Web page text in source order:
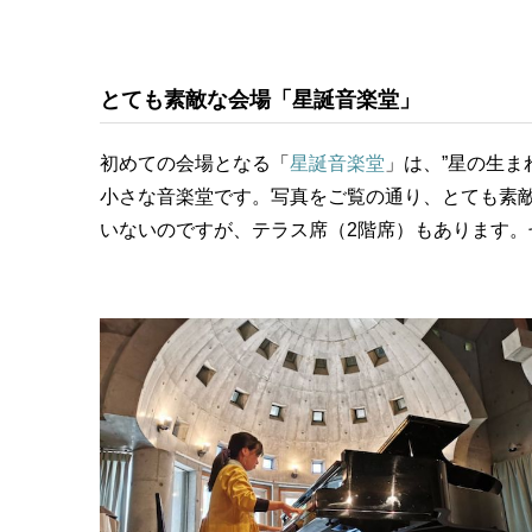
とても素敵な会場「星誕音楽堂」
初めての会場となる「 星誕音楽堂 」は、”星の生
小さな音楽堂です。写真をご覧の通り、とても素
いないのですが、テラス席（2階席）もあります